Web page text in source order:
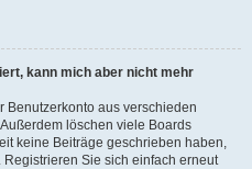
kann mich aber nicht mehr
Benutzerkonto aus verschieden
löschen viele Boards
keine Beiträge geschrieben haben,
Sie sich einfach erneut